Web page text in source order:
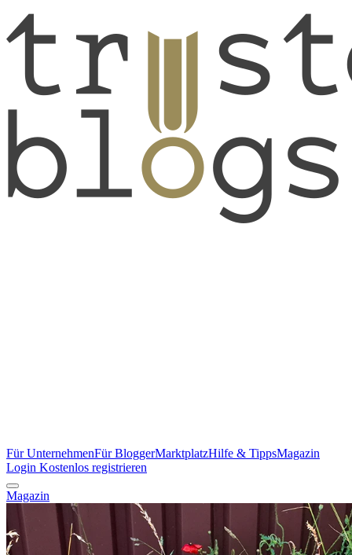
Für UnternehmenFür BloggerMarktplatzHilfe & TippsMagazin
Login Kostenlos registrieren
Magazin